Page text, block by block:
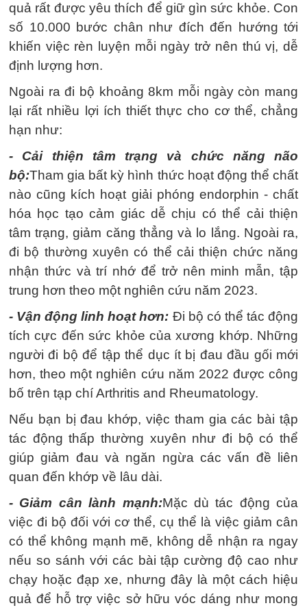
quả rất được yêu thích để giữ gìn sức khỏe. Con
số 10.000 bước chân như đích đến hướng tới
khiến việc rèn luyện mỗi ngày trở nên thú vị, dễ
định lượng hơn.
Ngoài ra đi bộ khoảng 8km mỗi ngày còn mang
lại rất nhiều lợi ích thiết thực cho cơ thể, chẳng
hạn như:
- Cải thiện tâm trạng và chức năng não
bộ:Tham gia bất kỳ hình thức hoạt động thể chất
nào cũng kích hoạt giải phóng endorphin - chất
hóa học tạo cảm giác dễ chịu có thể cải thiện
tâm trạng, giảm căng thẳng và lo lắng. Ngoài ra,
đi bộ thường xuyên có thể cải thiện chức năng
nhận thức và trí nhớ để trở nên minh mẫn, tập
trung hơn theo một nghiên cứu năm 2023.
- Vận động linh hoạt hơn: Đi bộ có thể tác động
tích cực đến sức khỏe của xương khớp. Những
người đi bộ để tập thể dục ít bị đau đầu gối mới
hơn, theo một nghiên cứu năm 2022 được công
bố trên tạp chí Arthritis and Rheumatology.
Nếu bạn bị đau khớp, việc tham gia các bài tập
tác động thấp thường xuyên như đi bộ có thể
giúp giảm đau và ngăn ngừa các vấn đề liên
quan đến khớp về lâu dài.
- Giảm cân lành mạnh:Mặc dù tác động của
việc đi bộ đối với cơ thể, cụ thể là việc giảm cân
có thể không mạnh mẽ, không dễ nhận ra ngay
nếu so sánh với các bài tập cường độ cao như
chạy hoặc đạp xe, nhưng đây là một cách hiệu
quả để hỗ trợ việc sở hữu vóc dáng như mong